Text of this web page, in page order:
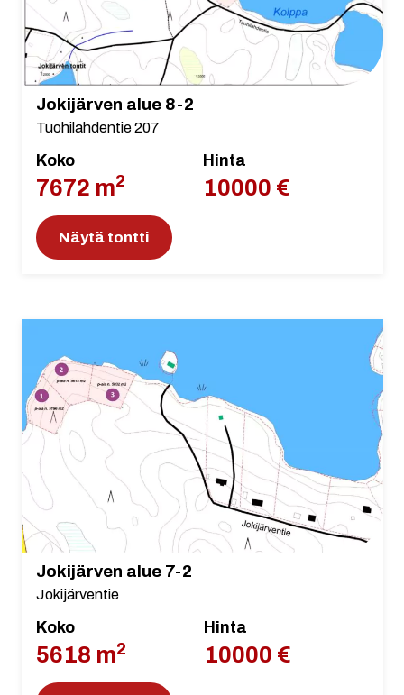
Jokijärven alue 8-2
Tuohilahdentie 207
Koko
7672 m2
Hinta
10000 €
Näytä tontti
Jokijärven alue 7-2
Jokijärventie
Koko
5618 m2
Hinta
10000 €